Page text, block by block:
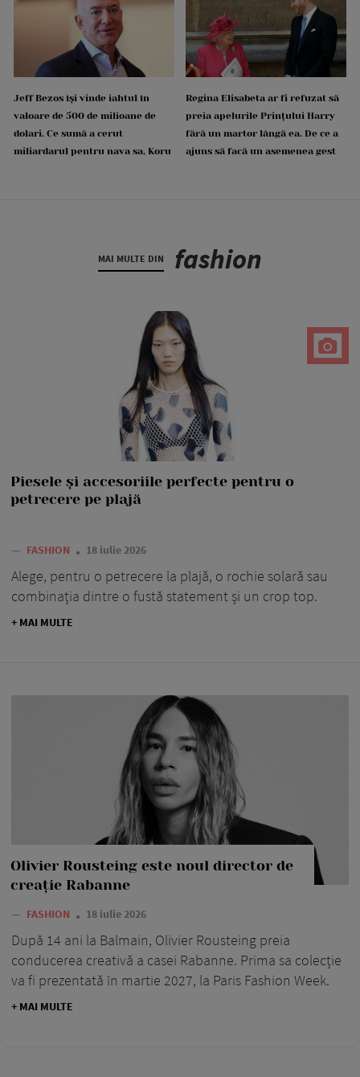
Jeff Bezos își vinde iahtul în
valoare de 500 de milioane de
dolari. Ce sumă a cerut
miliardarul pentru nava sa, Koru
Regina Elisabeta ar fi refuzat să
preia apelurile Prințului Harry
fără un martor lângă ea. De ce a
ajuns să facă un asemenea gest
MAI MULTE DIN fashion
Piesele și accesoriile perfecte pentru o
petrecere pe plajă
— FASHION 18 iulie 2026
Alege, pentru o petrecere la plajă, o rochie solară sau
combinația dintre o fustă statement și un crop top.
+ MAI MULTE
Olivier Rousteing este noul director de
creație Rabanne
— FASHION 18 iulie 2026
După 14 ani la Balmain, Olivier Rousteing preia
conducerea creativă a casei Rabanne. Prima sa colecție
va fi prezentată în martie 2027, la Paris Fashion Week.
+ MAI MULTE